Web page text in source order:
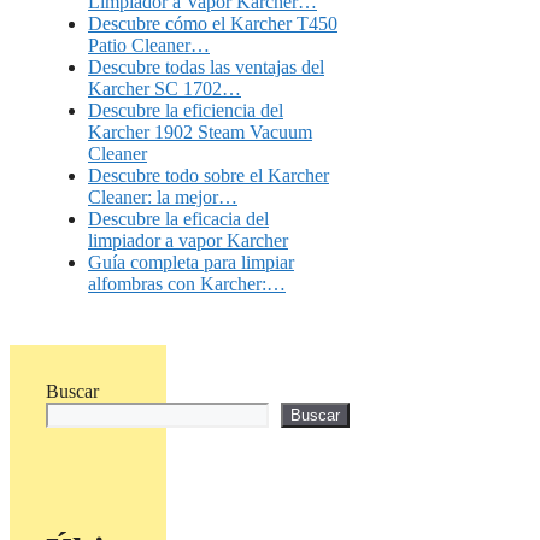
Descubre cómo el Karcher T450
Patio Cleaner…
Descubre todas las ventajas del
Karcher SC 1702…
Descubre la eficiencia del
Karcher 1902 Steam Vacuum
Cleaner
Descubre todo sobre el Karcher
Cleaner: la mejor…
Descubre la eficacia del
limpiador a vapor Karcher
Guía completa para limpiar
alfombras con Karcher:…
Buscar
Buscar